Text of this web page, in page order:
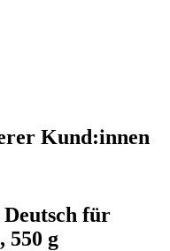
Kund:innen
für
550 g